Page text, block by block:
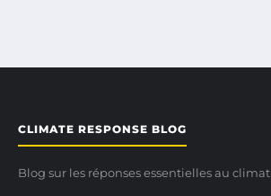
CLIMATE RESPONSE BLOG
Blog sur les réponses essentielles au climat